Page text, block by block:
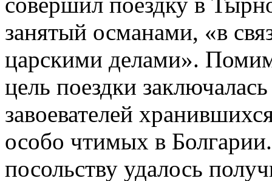
занятый османами, «в
царскими делами».
цель поездки
завоевателей
особо чтимых в
посольству удалось